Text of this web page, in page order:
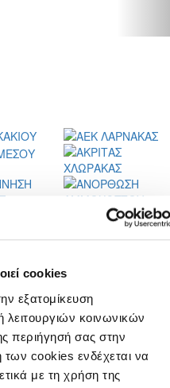
cookies
εξατομίκευση
κοινωνικών
περιήγησή σας στην
cookies ενδέχεται να
με τη χρήση της
Ειδήσεις